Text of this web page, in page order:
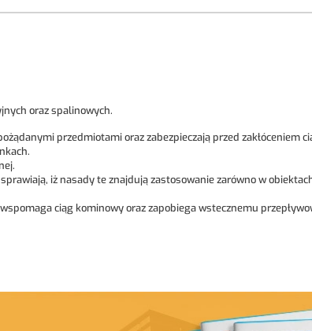
oraz spalinowych.
przedmiotami oraz zabezpieczają przed zakłóceniem
iż nasady te znajdują zastosowanie zarówno w
ciąg kominowy oraz zapobiega wstecznemu